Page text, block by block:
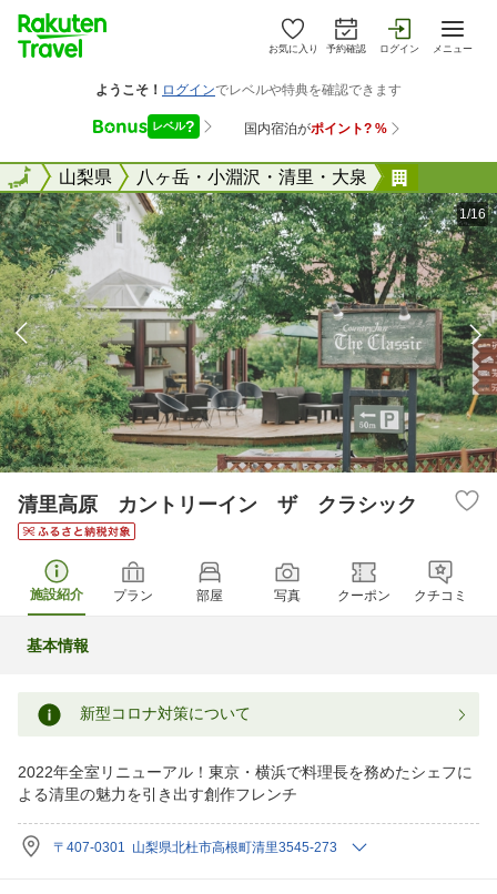
お気に入り 予約確認 ログイン メニュー
全国山梨県 八ヶ岳・小淵沢・清里・大泉
全国
1/16
清里高原 カントリーイン ザ クラシック
施設紹介 プラン 部屋 写真 クーポン クチコミ
基本情報
新型コロナ対策について
2022年全室リニューアル！東京・横浜で料理長を務めたシェフに
よる清里の魅力を引き出す創作フレンチ
〒407-0301 山梨県北杜市高根町清里3545-273